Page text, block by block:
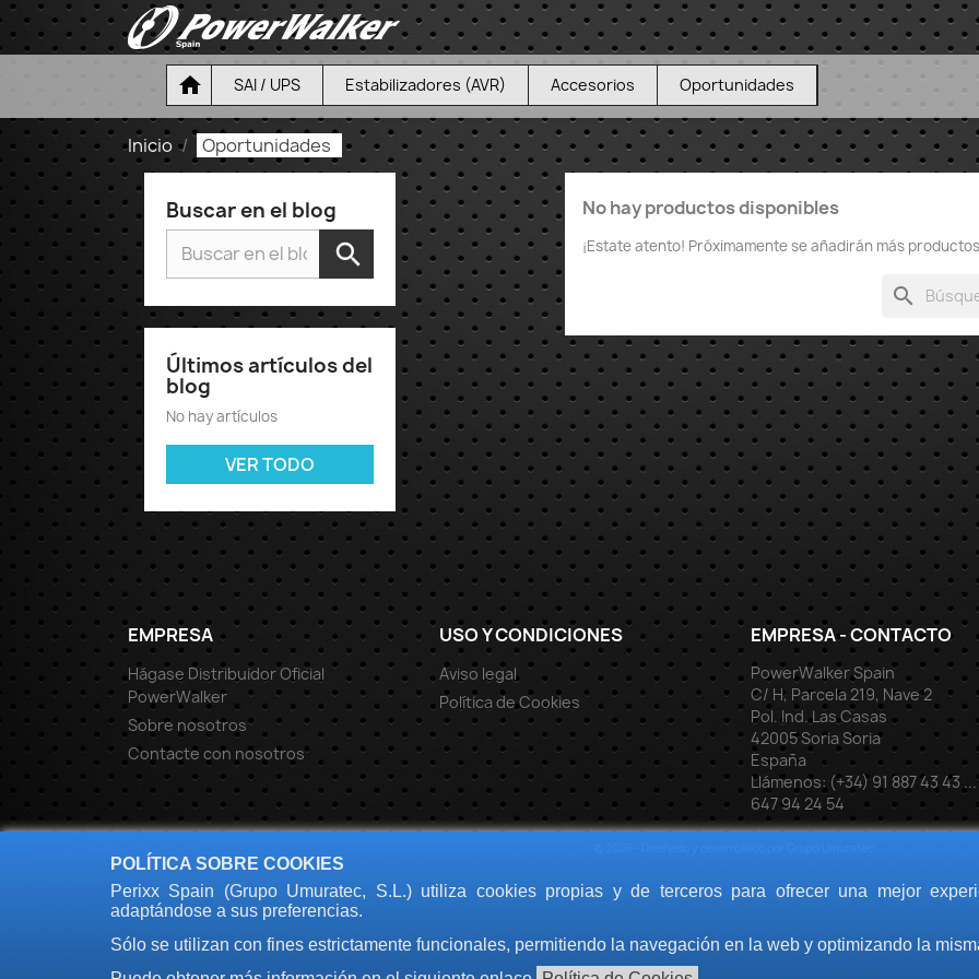
 SAI / UPS Estabilizadores (AVR) Accesorios Oportunidades
Inicio Oportunidades
Buscar en el blog
Últimos artículos del
blog
No hay artículos
VER TODO
No hay productos disponibles
¡Estate atento! Próximamente se añadirán más
search
EMPRESA
Hágase Distribuidor Oficial
PowerWalker
Sobre nosotros
Contacte con nosotros
USO Y CONDICIONES
Aviso legal
Política de Cookies
EMPRESA - CONTACTO
PowerWalker Spain
C/ H, Parcela 219, Nave 2
Pol. Ind. Las Casas
42005 Soria Soria
España
Llámenos: (+34) 91 887 43 43
647 94 24 54
POLÍTICA SOBRE COOKIES
Perixx Spain (Grupo Umuratec, S.L.) utiliza cookies propias y de terceros para ofrecer una mejor
adaptándose a sus preferencias.
Sólo se utilizan con fines estrictamente funcionales, permitiendo la navegación en la web y optimizando la